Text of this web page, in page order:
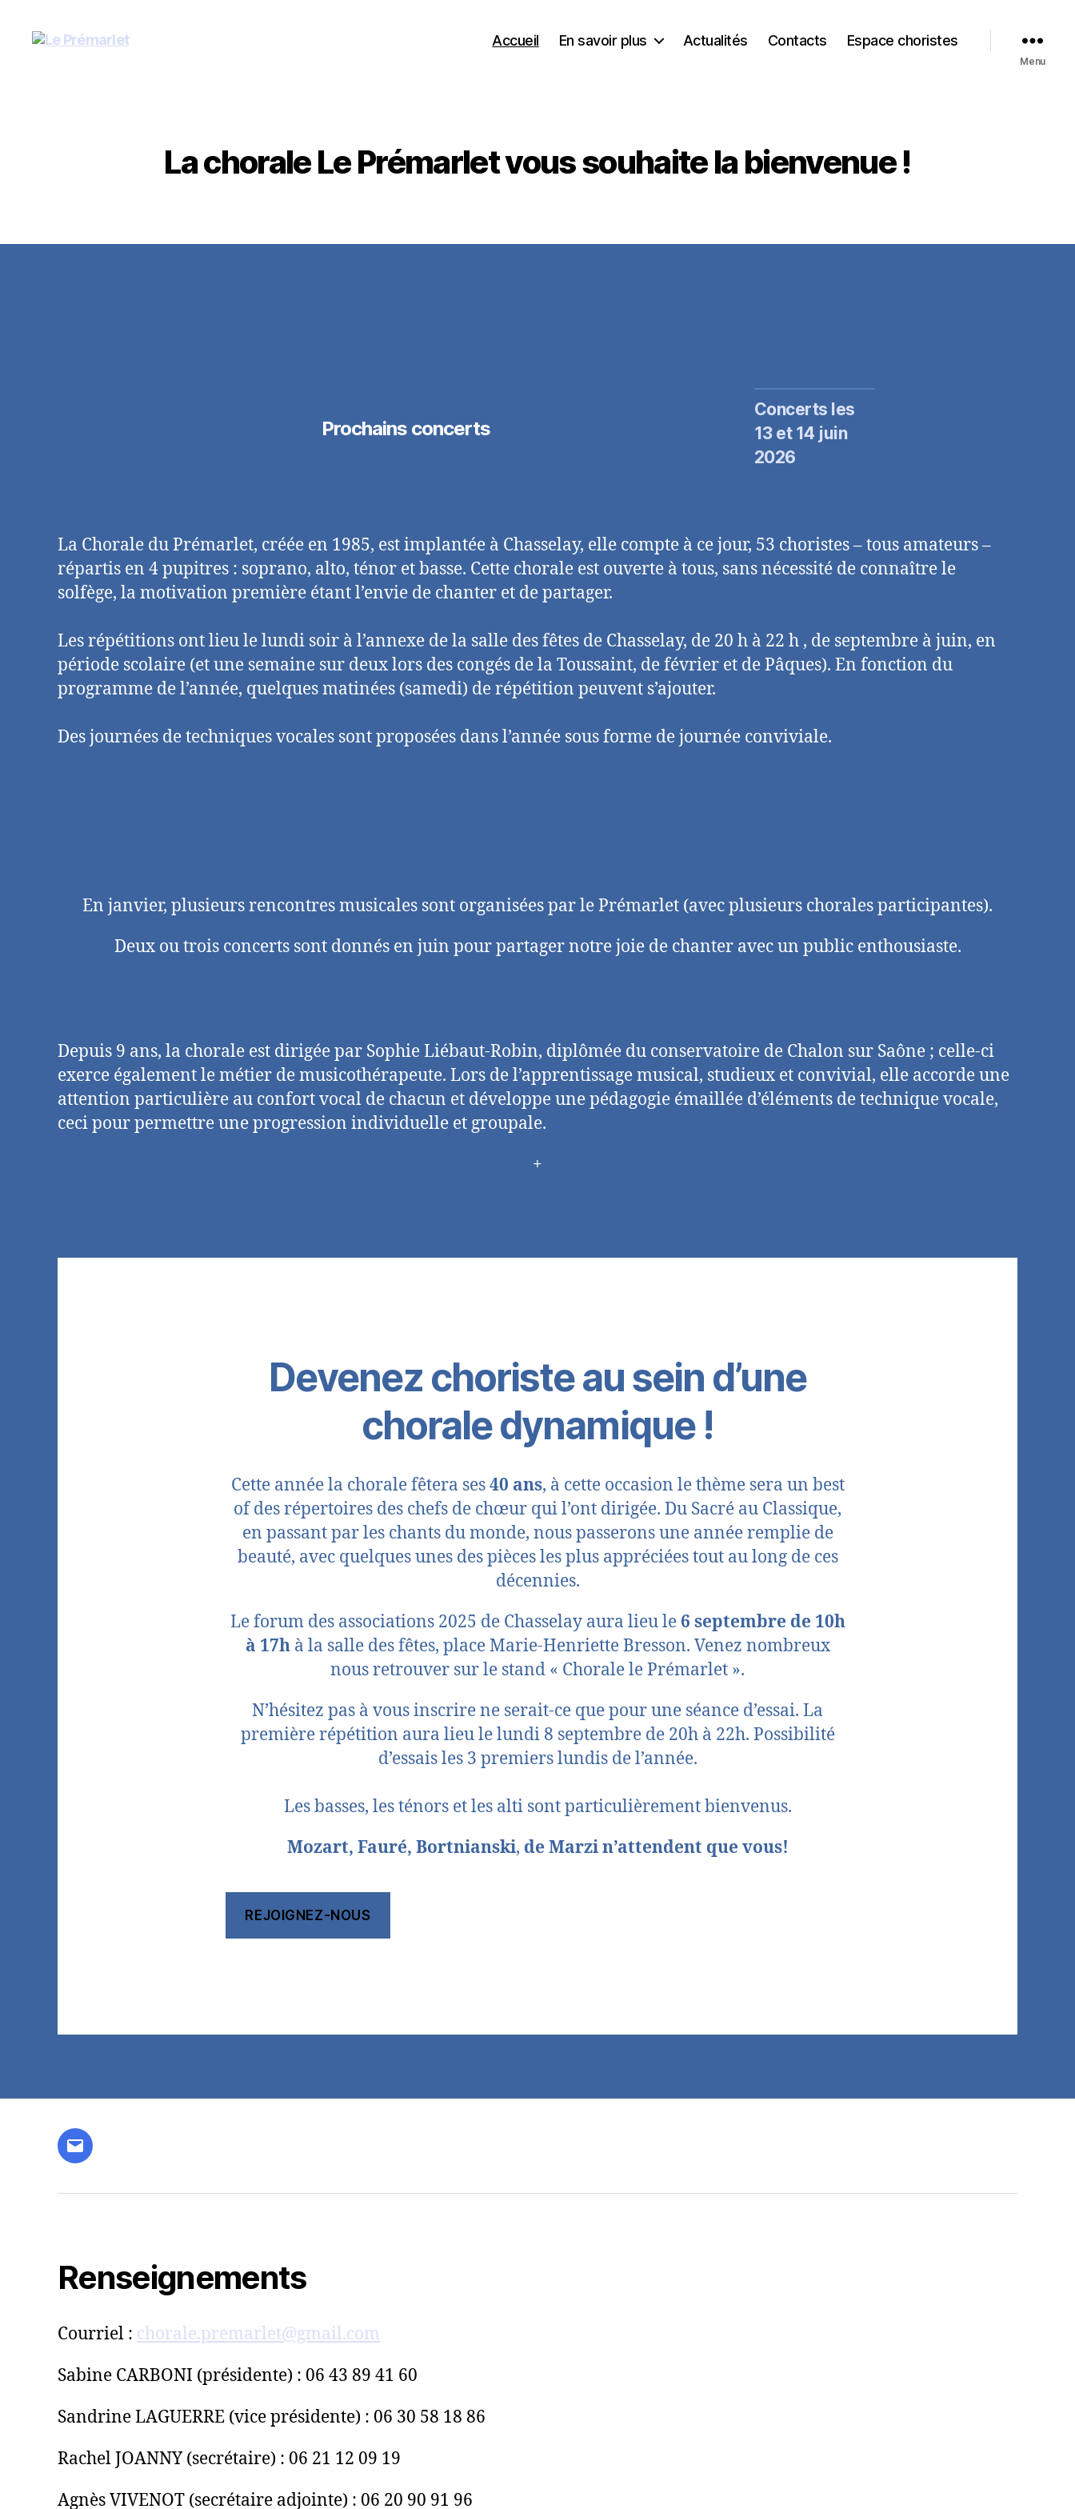
Accueil En savoir plus Actualités Contacts Espace choristes
Menu
La chorale Le Prémarlet vous souhaite la bienvenue !
Prochains concerts
Concerts les
13 et 14 juin
2026
La Chorale du Prémarlet, créée en 1985, est implantée à Chasselay, elle compte à ce jour, 53 choristes – tous amateurs –
répartis en 4 pupitres : soprano, alto, ténor et basse. Cette chorale est ouverte à tous, sans nécessité de connaître le
solfège, la motivation première étant l’envie de chanter et de partager.
Les répétitions ont lieu le lundi soir à l’annexe de la salle des fêtes de Chasselay, de 20 h à 22 h , de septembre à juin, en
période scolaire (et une semaine sur deux lors des congés de la Toussaint, de février et de Pâques). En fonction du
programme de l’année, quelques matinées (samedi) de répétition peuvent s’ajouter.
Des journées de techniques vocales sont proposées dans l’année sous forme de journée conviviale.
En janvier, plusieurs rencontres musicales sont organisées par le Prémarlet (avec plusieurs chorales participantes).
Deux ou trois concerts sont donnés en juin pour partager notre joie de chanter avec un public enthousiaste.
Depuis 9 ans, la chorale est dirigée par Sophie Liébaut-Robin, diplômée du conservatoire de Chalon sur Saône ; celle-ci
exerce également le métier de musicothérapeute. Lors de l’apprentissage musical, studieux et convivial, elle accorde une
attention particulière au confort vocal de chacun et développe une pédagogie émaillée d’éléments de technique vocale,
ceci pour permettre une progression individuelle et groupale.
+
Devenez choriste au sein d’une
chorale dynamique !
Cette année la chorale fêtera ses40 ans, à cette occasion le thème sera un best
of des répertoires des chefs de chœur qui l’ont dirigée. Du Sacré au Classique,
en passant par les chants du monde, nous passerons une année remplie de
beauté, avec quelques unes des pièces les plus appréciées tout au long de ces
décennies.
Le forum des associations 2025 de Chasselay aura lieu le 6 septembre de 10h
à 17h à la salle des fêtes, place Marie-Henriette Bresson. Venez nombreux
nous retrouver sur le stand « Chorale le Prémarlet ».
N’hésitez pas à vous inscrire ne serait-ce que pour une séance d’essai. La
première répétition aura lieu le lundi 8 septembre de 20h à 22h. Possibilité
d’essais les 3 premiers lundis de l’année.
Les basses, les ténors et les alti sont particulièrement bienvenus.
Mozart, Fauré, Bortnianski, de Marzi n’attendent que vous!
REJOIGNEZ-NOUS
E-
Renseignements
Courriel : chorale.premarlet@gmail.com
Sabine CARBONI (présidente) : 06 43 89 41 60
Sandrine LAGUERRE (vice présidente) : 06 30 58 18 86
Rachel JOANNY (secrétaire) : 06 21 12 09 19
Agnès VIVENOT (secrétaire adjointe) : 06 20 90 91 96